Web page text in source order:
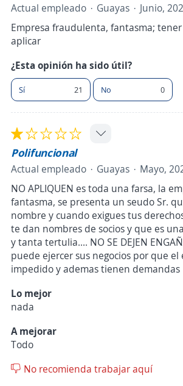
Actual empleado Guayas
Junio,
Empresa fraudulenta, fantasma;
aplicar
¿Esta opinión ha sido útil?
Sí 21 No 0
Polifuncional
Actual empleado Guayas
Mayo,
NO APLIQUEN es toda una farsa, la
fantasma, se presenta un seudo Sr.
nombre y cuando exigues tus
te dan nombres de socios y que es
y tanta tertulia.... NO SE DEJEN
puede ejercer sus negocios por que el
impedido y ademas tienen demandas
Lo mejor
nada
A mejorar
Todo
No recomienda trabajar aquí